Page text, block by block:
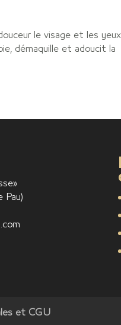
le visage et les
démaquille et adoucit la
Pau)
et CGU